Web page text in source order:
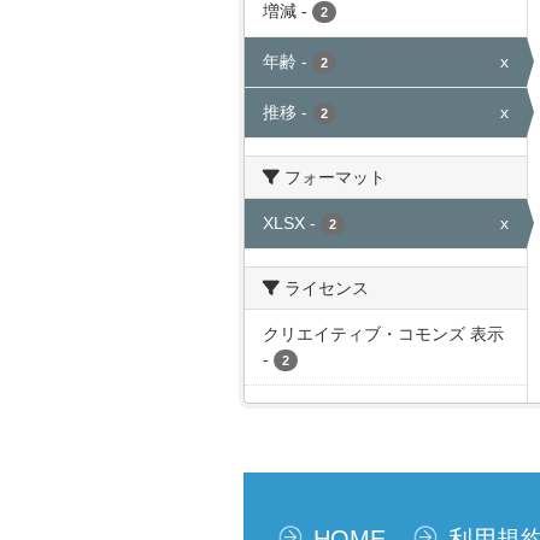
増減 - 2
年齢 - 2 x
推移 - 2 x
フォーマット
XLSX - 2 x
ライセンス
クリエイティブ・コモンズ 表示
-
2